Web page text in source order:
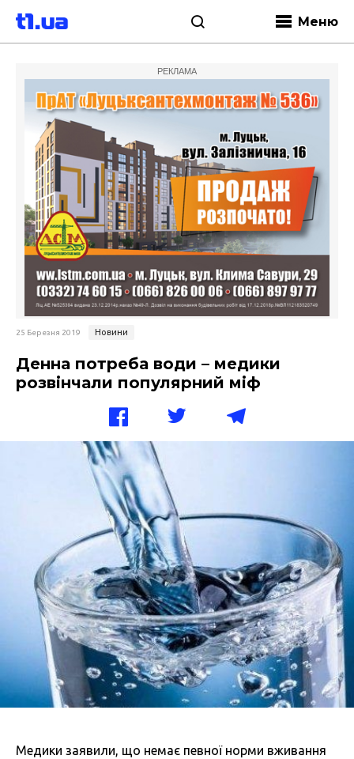
Меню
РЕКЛАМА
25 Березня 2019 Новини
Денна потреба води – медики
розвінчали популярний міф
Медики заявили, що немає певної норми вживання